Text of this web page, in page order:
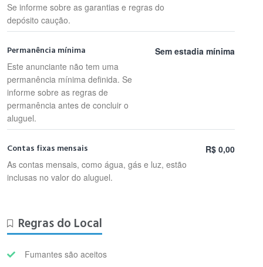
Se informe sobre as garantias e regras do
depósito caução.
Permanência mínima
Este anunciante não tem uma
permanência mínima definida. Se
informe sobre as regras de
permanência antes de concluir o
aluguel.
Sem estadia mínima
Contas fixas mensais
As contas mensais, como água, gás e luz, estão
inclusas no valor do aluguel.
R$ 0,00
Regras do Local
Fumantes são aceitos